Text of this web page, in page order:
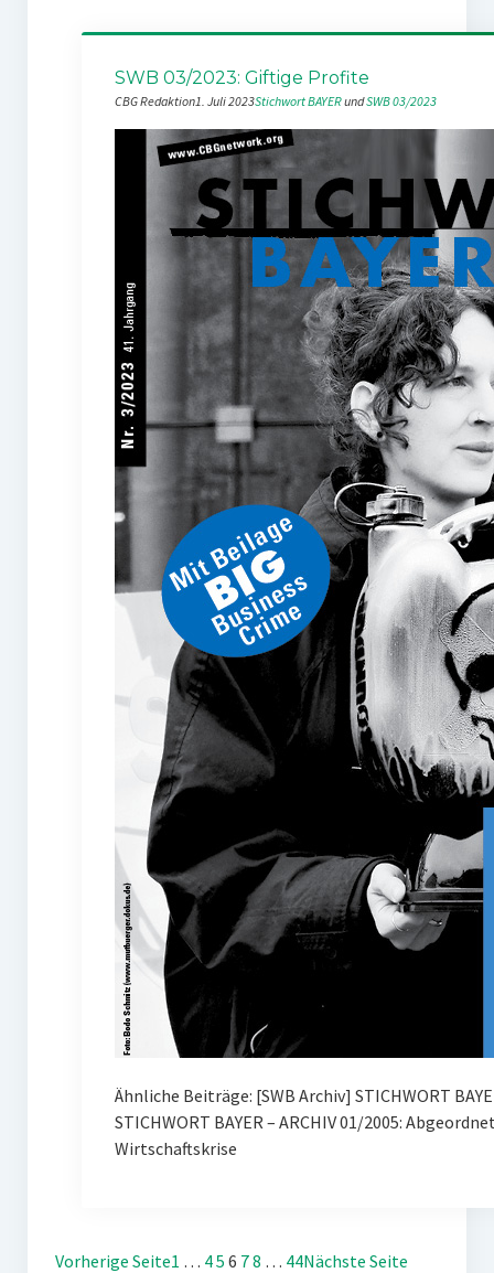
SWB 03/2023: Giftige Profite
CBG Redaktion1. Juli 2023Stichwort BAYER und SWB 03/2023
Ähnliche Beiträge: [SWB Archiv] STICHWORT
STICHWORT BAYER – ARCHIV 01/2005:
Wirtschaftskrise
Vorherige Seite1 … 45 6 78 … 44Nächste Seite